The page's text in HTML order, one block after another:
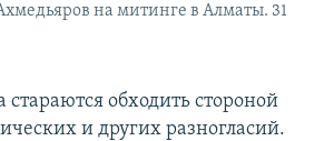
на митинге в Алматы. 31
стараются обходить стороной
и других разногласий.